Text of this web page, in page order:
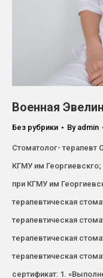
Военная
Без рубрики By admin
Стоматолог- терапевт
КГМУ им Георгиевскго;
при КГМУ им
терапевтическая
терапевтическая
терапевтическая
терапевтическая
сертификат: 1.